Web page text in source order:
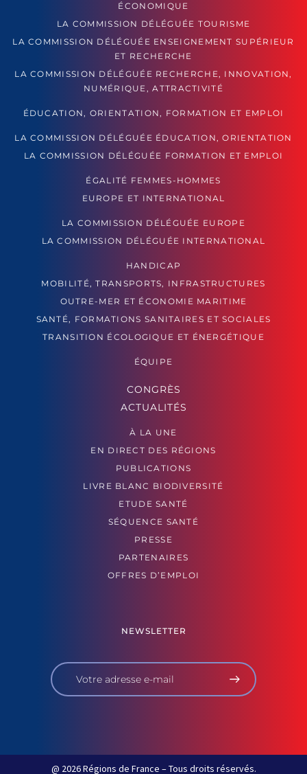
ÉCONOMIQUE
LA COMMISSION DÉLÉGUÉE TOURISME
LA COMMISSION DÉLÉGUÉE ENSEIGNEMENT SUPÉRIEUR
ET RECHERCHE
LA COMMISSION DÉLÉGUÉE RECHERCHE, INNOVATION,
NUMÉRIQUE, ATTRACTIVITÉ
ÉDUCATION, ORIENTATION, FORMATION ET EMPLOI
LA COMMISSION DÉLÉGUÉE ÉDUCATION, ORIENTATION
LA COMMISSION DÉLÉGUÉE FORMATION ET EMPLOI
ÉGALITÉ FEMMES-HOMMES
EUROPE ET INTERNATIONAL
LA COMMISSION DÉLÉGUÉE EUROPE
LA COMMISSION DÉLÉGUÉE INTERNATIONAL
HANDICAP
MOBILITÉ, TRANSPORTS, INFRASTRUCTURES
OUTRE-MER ET ÉCONOMIE MARITIME
SANTÉ, FORMATIONS SANITAIRES ET SOCIALES
TRANSITION ÉCOLOGIQUE ET ÉNERGÉTIQUE
ÉQUIPE
CONGRÈS
ACTUALITÉS
À LA UNE
EN DIRECT DES RÉGIONS
PUBLICATIONS
LIVRE BLANC BIODIVERSITÉ
ETUDE SANTÉ
SÉQUENCE SANTÉ
PRESSE
PARTENAIRES
OFFRES D’EMPLOI
NEWSLETTER
@ 2026 Régions de France – Tous droits réservés.